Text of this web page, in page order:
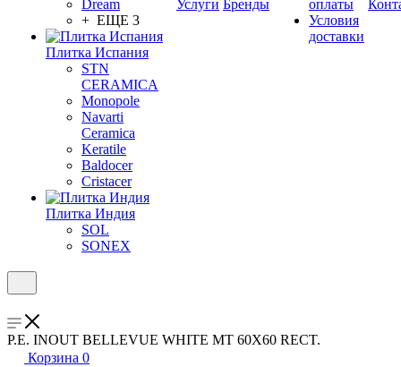
Dream
+ ЕЩЕ 3
Плитка Испания
STN
CERAMICA
Monopole
Navarti
Ceramica
Keratile
Baldocer
Cristacer
Плитка Индия
SOL
SONEX
Услуги Бренды
оплаты
Условия
доставки
P.E. INOUT BELLEVUE WHITE MT 60X60 RECT.
Корзина 0